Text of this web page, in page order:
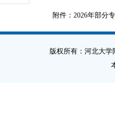
附件：2026年部分
版权所有：河北大